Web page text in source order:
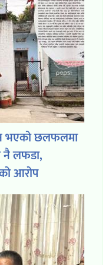
भएको छलफलमा
नै लफडा,
आरोप